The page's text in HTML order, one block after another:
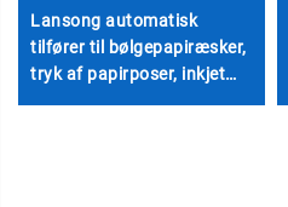
Lansong automatisk
tilfører til bølgepapiræsker,
tryk af papirposer, inkjet